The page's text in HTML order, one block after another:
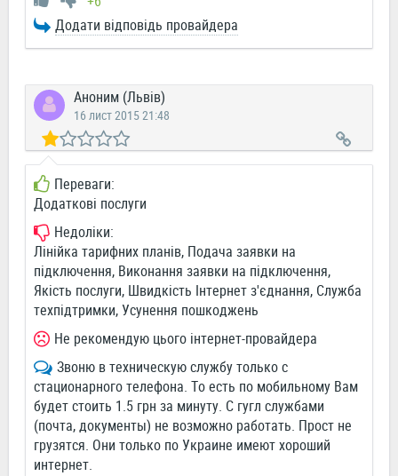
Додати відповідь провайдера
Аноним (Львів)
16 лист 2015 21:48
Переваги:
Додаткові послуги
Недоліки:
Лінійка тарифних планів, Подача заявки на
підключення, Виконання заявки на підключення,
Якість послуги, Швидкість Інтернет з'єднання, Служба
техпідтримки, Усунення пошкоджень
Не рекомендую цього інтернет-провайдера
Звоню в техническую службу только с
стационарного телефона. То есть по мобильному Вам
будет стоить 1.5 грн за минуту. С гугл службами
(почта, документы) не возможно работать. Прост не
грузятся. Они только по Украине имеют хороший
интернет.